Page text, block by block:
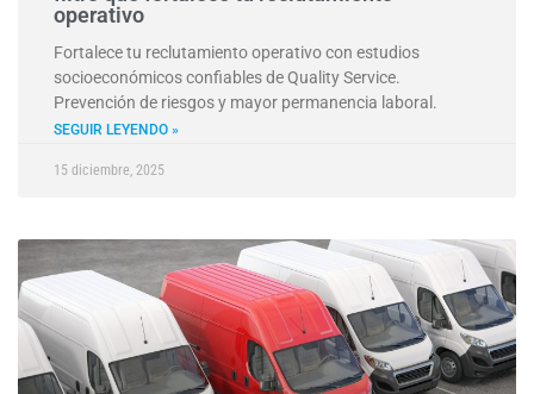
operativo
Fortalece tu reclutamiento operativo con estudios
socioeconómicos confiables de Quality Service.
Prevención de riesgos y mayor permanencia laboral.
SEGUIR LEYENDO »
15 diciembre, 2025